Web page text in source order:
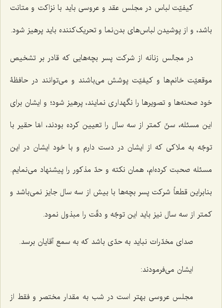
کیفیّت لباس در مجلس عقد و عروسی باید با نزاکت و متانت
باشد، و از پوشیدن لباس‌های بدن‌نما و تحریک‌کننده باید پرهیز شود.
در مجالس زنانه از شرکت پسر بچه‌هایی که قادر بر تشخیص
موقعیّت خانم‌ها و کیفیّت پوشش می‌باشند و می‌توانند در حافظۀ
خود صحنه‌ها و تصویرها را نگهداری نمایند، پرهیز شود؛ و ایشان برای
این مسئله، سنّ کمتر از سه سال را تعیین کرده بودند، امّا حقیر با
توجّه به ملاکی که از ایشان در دست دارم و با خود ایشان در این
مسئله صحبت کرده‌ام، همان نکته و حدّ مذکور را پیشنهاد می‌نمایم.
بنابراین قطعاً شرکت پسر بچه‌ها با بیش از سه سال جایز نمی‌باشد و
کمتر از سه سال نیز باید این توجّه و دقّت را مبذول نمود.
صدای مخدّرات نباید به حدّی باشد که به سمع آقایان برسد.
ایشان می‌فرمودند:
مجلس عروسی بهتر است در شب به مقدار مختصر و فقط از